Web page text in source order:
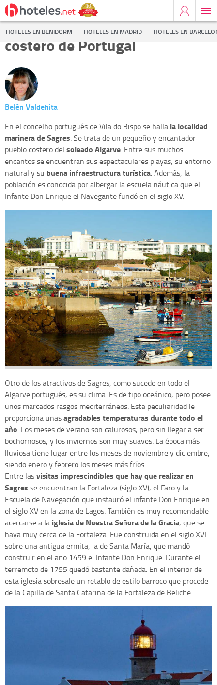
HOTELES EN BENIDORM HOTELES EN MADRID HOTELES EN
Sagres, un precioso pueblo
costero de Portugal
Belén Valdehita
En el concelho portugués de Vila do Bispo se halla la localidad
marinera de Sagres. Se trata de un pequeño y encantador
pueblo costero del soleado Algarve. Entre sus muchos
encantos se encuentran sus espectaculares playas, su entorno
natural y su buena infraestructura turística. Además, la
población es conocida por albergar la escuela náutica que el
Infante Don Enrique el Navegante fundó en el siglo XV.
Otro de los atractivos de Sagres, como sucede en todo el
Algarve portugués, es su clima. Es de tipo oceánico, pero posee
unos marcados rasgos mediterráneos. Esta peculiaridad le
proporciona unasagradables temperaturas durante todo el
año. Los meses de verano son calurosos, pero sin llegar a ser
bochornosos, y los inviernos son muy suaves. La época más
lluviosa tiene lugar entre los meses de noviembre y diciembre,
siendo enero y febrero los meses más fríos.
Entre lasvisitas imprescindibles que hay que realizar en
Sagres se encuentran la Fortaleza (siglo XV), el Faro y la
Escuela de Navegación que instauró el infante Don Enrique en
el siglo XV en la zona de Lagos. También es muy recomendable
acercarse a la iglesia de Nuestra Señora de la Gracia, que se
haya muy cerca de la Fortaleza. Fue construida en el siglo XVI
sobre una antigua ermita, la de Santa María, que mandó
construir en el año 1459 el Infante Don Enrique. Durante el
terremoto de 1755 quedó bastante dañada. En el interior de
esta iglesia sobresale un retablo de estilo barroco que procede
de la Capilla de Santa Catarina de la Fortaleza de Beliche.